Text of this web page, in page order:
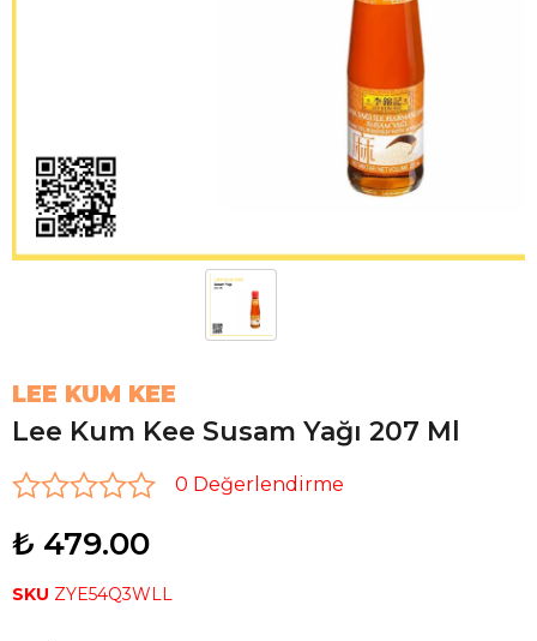
LEE KUM KEE
Lee Kum Kee Susam Yağı 207 Ml
0 Değerlendirme
₺ 479.00
SKU ZYE54Q3WLL